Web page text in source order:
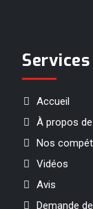
Services
Accueil
À propos
Nos
Vidéos
Avis
Demande